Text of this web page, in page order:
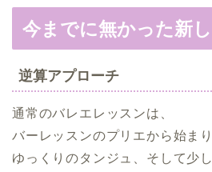
今までに無かった新
逆算アプローチ
通常のバレエレッスンは、
バーレッスンのプリエから始まり
ゆっくりのタンジュ、そして少